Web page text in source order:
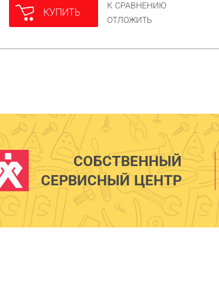
КУПИТЬ
К СРАВНЕНИЮ
ОТЛОЖИТЬ
СОБСТВЕННЫЙ
СЕРВИСНЫЙ ЦЕНТР